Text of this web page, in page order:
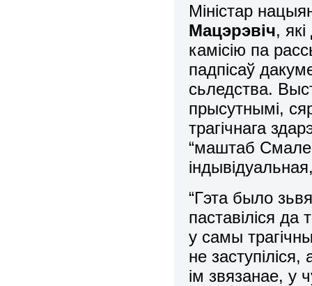
Міністар
Мацэрэвіч,
камісію па
падпісаў
сьледства.
прысутнымі,
трагічнага
“маштаб
“Гэта было
паставіліся да
у самы
не
ім звязанае, у